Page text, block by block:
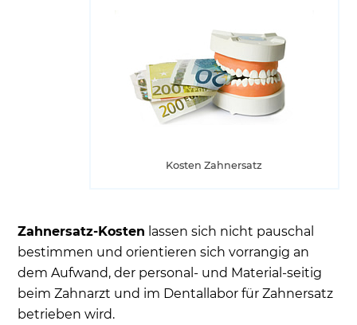
Kosten Zahnersatz
Zahnersatz-Kosten lassen sich nicht pauschal
bestimmen und orientieren sich vorrangig an
dem Aufwand, der personal- und Material-seitig
beim Zahnarzt und im Dentallabor für Zahnersatz
betrieben wird.